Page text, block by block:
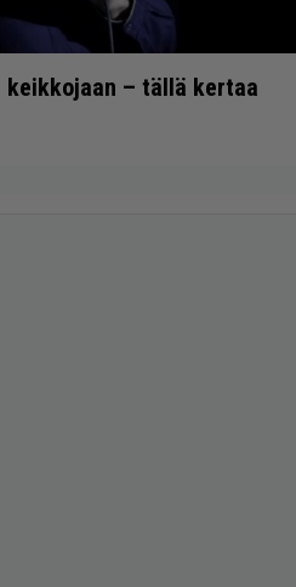
keikkojaan – tällä kertaa